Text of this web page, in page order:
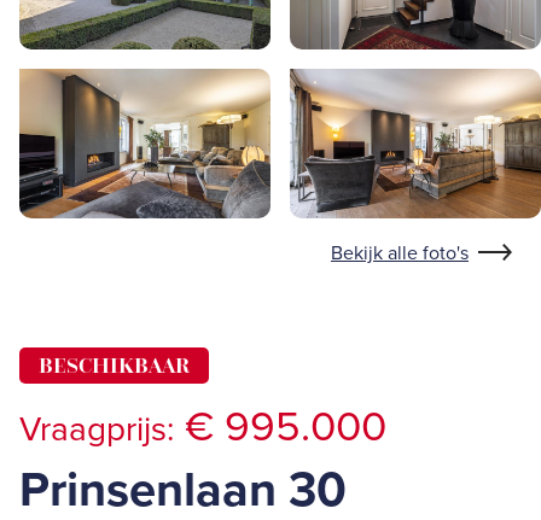
Bekijk alle foto's
BESCHIKBAAR
Vraagprijs: € 995.000
Prinsenlaan 30